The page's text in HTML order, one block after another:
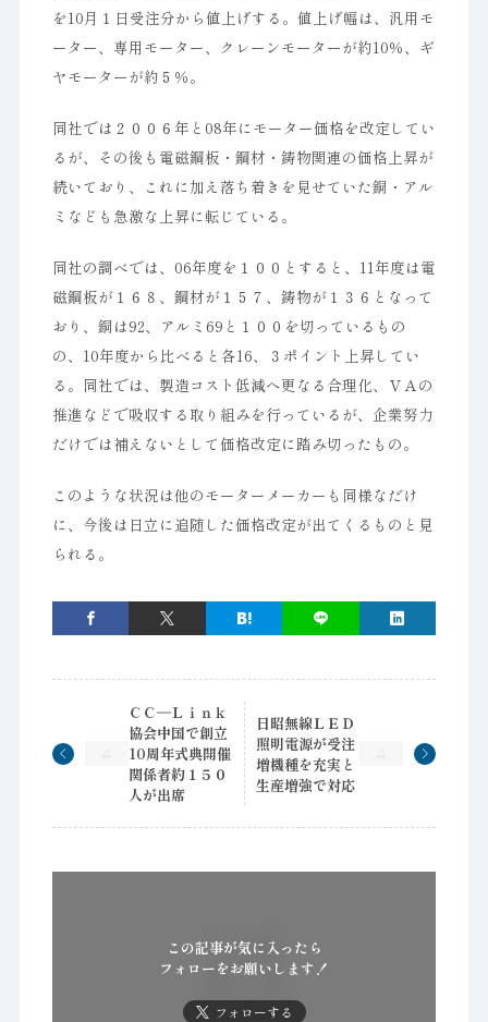
を10月１日受注分から値上げする。値上げ幅は、汎用モ
ーター、専用モーター、クレーンモーターが約10％、ギ
ヤモーターが約５％。
同社では２００６年と08年にモーター価格を改定してい
るが、その後も電磁鋼板・鋼材・鋳物関連の価格上昇が
続いており、これに加え落ち着きを見せていた銅・アル
ミなども急激な上昇に転じている。
同社の調べでは、06年度を１００とすると、11年度は電
磁鋼板が１６８、鋼材が１５７、鋳物が１３６となって
おり、銅は92、アルミ69と１００を切っているもの
の、10年度から比べると各16、３ポイント上昇してい
る。同社では、製造コスト低減へ更なる合理化、ＶＡの
推進などで吸収する取り組みを行っているが、企業努力
だけでは補えないとして価格改定に踏み切ったもの。
このような状況は他のモーターメーカーも同様なだけ
に、今後は日立に追随した価格改定が出てくるものと見
られる。
ＣＣ―Ｌｉｎｋ
協会中国で創立
10周年式典開催
関係者約１５０
人が出席
日昭無線ＬＥＤ
照明電源が受注
増機種を充実と
生産増強で対応
この記事が気に入ったら
フォローをお願いします！
フォローする